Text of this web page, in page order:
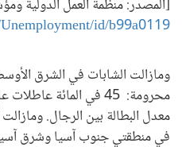
[المصدر: منظمة العمل الدولية
Unemployment/id/b99a0119
ومازالت الشابات في الشرق
معدل البطالة بين الرجال.
في منطقتي جنوب آسيا وشرق